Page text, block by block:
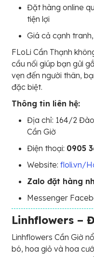
Đặt hàng online
tiện lợi
Giá cả cạnh
FLoLi Cần Thạnh
cầu nối giúp bạn gửi
vẹn đến người thân,
đặc biệt.
Thông tin liên hệ:
Địa chỉ: 164/2 Đào
Cần Giờ
Điện thoại: 0905
Website: floli.vn/
Zalo đặt hàng
Messenger
Linhflowers –
Linhflowers Cần Giờ
bó, hoa giỏ và hoa